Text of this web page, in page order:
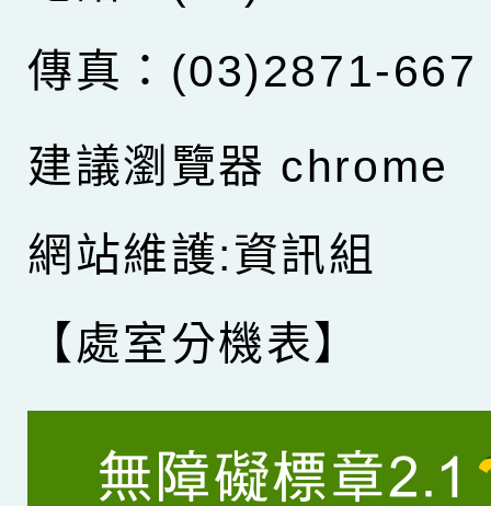
傳真：(03)2871-667
建議瀏覽器 chrome
網站維護:資訊組
【處室分機表】